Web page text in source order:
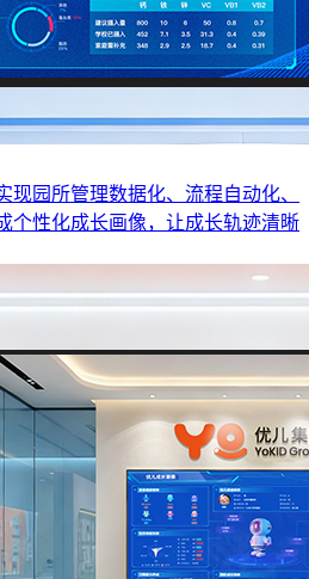
现园所管理数据化、流程自动化、
个性化成长画像，让成长轨迹清晰